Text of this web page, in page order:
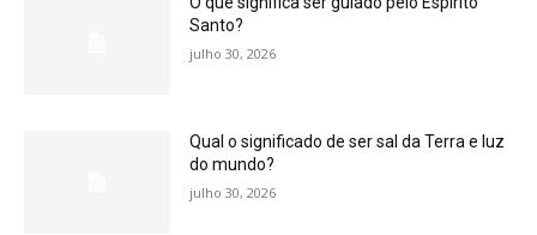
Santo?
julho 30, 2026
Qual o significado de ser sal da Terra e luz
do mundo?
julho 30, 2026